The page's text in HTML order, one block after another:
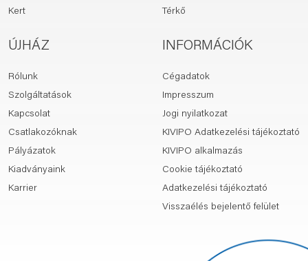
Kert
Térkő
ÚJHÁZ
Rólunk
Szolgáltatások
Kapcsolat
Csatlakozóknak
Pályázatok
Kiadványaink
Karrier
INFORMÁCIÓK
Cégadatok
Impresszum
Jogi nyilatkozat
KIVIPO Adatkezelési tájékoztató
KIVIPO alkalmazás
Cookie tájékoztató
Adatkezelési tájékoztató
Visszaélés bejelentő felület